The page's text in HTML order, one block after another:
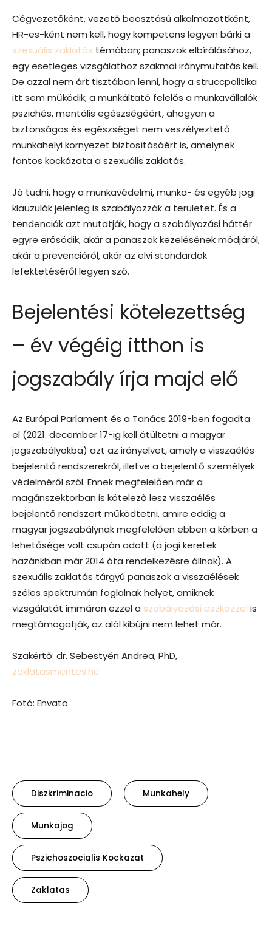
Cégvezetőként, vezető beosztású alkalmazottként,
HR-es-ként nem kell, hogy kompetens legyen bárki a
szexuális zaklatás témában; panaszok elbírálásához,
egy esetleges vizsgálathoz szakmai iránymutatás kell.
De azzal nem árt tisztában lenni, hogy a struccpolitika
itt sem működik; a munkáltató felelős a munkavállalók
pszichés, mentális egészségéért, ahogyan a
biztonságos és egészséget nem veszélyeztető
munkahelyi környezet biztosításáért is, amelynek
fontos kockázata a szexuális zaklatás.
Jó tudni, hogy a munkavédelmi, munka- és egyéb jogi
klauzulák jelenleg is szabályozzák a területet. És a
tendenciák azt mutatják, hogy a szabályozási háttér
egyre erősödik, akár a panaszok kezelésének módjáról,
akár a prevencióról, akár az elvi standardok
lefektetéséről legyen szó.
Bejelentési kötelezettség
– év végéig itthon is
jogszabály írja majd elő
Az Európai Parlament és a Tanács 2019-ben fogadta
el (2021. december 17-ig kell átültetni a magyar
jogszabályokba) azt az irányelvet, amely a visszaélés
bejelentő rendszerekről, illetve a bejelentő személyek
védelméről szól. Ennek megfelelően már a
magánszektorban is kötelező lesz visszaélés
bejelentő rendszert működtetni, amire eddig a
magyar jogszabálynak megfelelően ebben a körben a
lehetősége volt csupán adott (a jogi keretek
hazánkban már 2014 óta rendelkezésre állnak). A
szexuális zaklatás tárgyú panaszok a visszaélések
széles spektrumán foglalnak helyet, amiknek
vizsgálatát immáron ezzel a szabályozási eszközzel is
megtámogatják, az alól kibújni nem lehet már.
Szakértő: dr. Sebestyén Andrea, PhD,
zaklatasmentes.hu
Fotó: Envato
Diszkriminacio Munkahely
Munkajog
Pszichoszocialis Kockazat
Zaklatas